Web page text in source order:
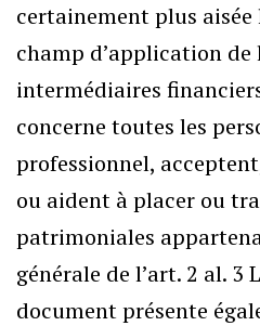
certainement plus aisée
champ d’application de
intermédiaires
concerne toutes les
professionnel,
ou aident à placer ou
patrimoniales
générale de l’art. 2 al. 3
document présente